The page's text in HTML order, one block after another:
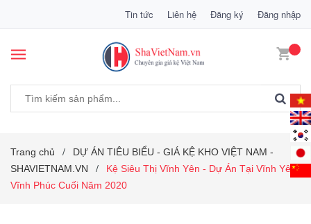
Tin tức Liên hệ Đăng ký Đăng nhập
Trang chủ /
DỰ ÁN TIÊU BIỂU - GIÁ KỆ KHO VIỆT NAM -
SHAVIETNAM.VN
/
Kệ Siêu Thị Vĩnh Yên - Dự Án Tại Vĩnh Yên,
Vĩnh Phúc Cuối Năm 2020